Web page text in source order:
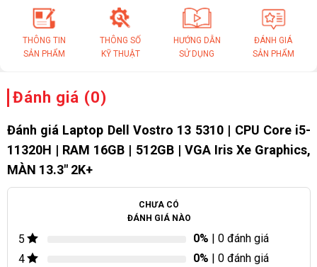
THÔNG TIN
SẢN PHẨM
THÔNG SỐ
KỸ THUẬT
HƯỚNG DẪN
SỬ DỤNG
ĐÁNH GIÁ
SẢN PHẨM
Đánh giá (0)
Đánh giá Laptop Dell Vostro 13 5310 | CPU Core i5-
11320H | RAM 16GB | 512GB | VGA Iris Xe Graphics,
MÀN 13.3″ 2K+
CHƯA CÓ
ĐÁNH GIÁ NÀO
5 0% | 0 đánh giá
4
0% | 0 đánh giá